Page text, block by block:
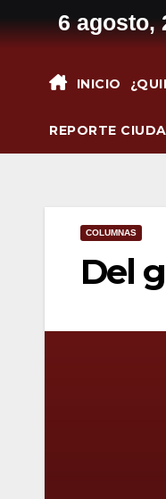
al
6 agosto,
INICIO
REPORTE
COLUMNAS
Del